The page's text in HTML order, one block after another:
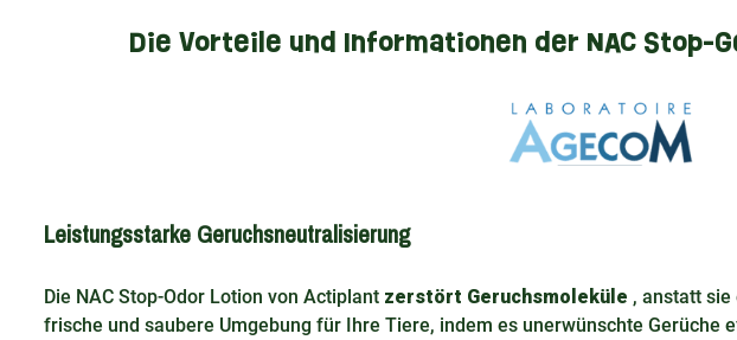
Die Vorteile und Informationen der NAC Stop-
Leistungsstarke Geruchsneutralisierung
Die NAC Stop-Odor Lotion von Actiplant zerstört Geruchsmoleküle , anstatt
frische und saubere Umgebung für Ihre Tiere, indem es unerwünschte Gerüche